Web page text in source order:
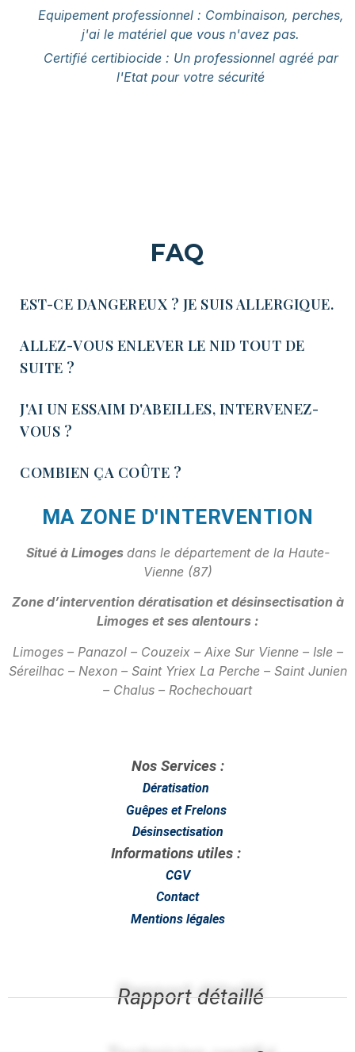
Equipement professionnel : Combinaison, perches,
j'ai le matériel que vous n'avez pas.
Certifié certibiocide : Un professionnel agréé par
l'Etat pour votre sécurité
FAQ
EST-CE DANGEREUX ? JE SUIS ALLERGIQUE.
ALLEZ-VOUS ENLEVER LE NID TOUT DE
SUITE ?
J'AI UN ESSAIM D'ABEILLES, INTERVENEZ-
VOUS ?
COMBIEN ÇA COÛTE ?
MA ZONE D'INTERVENTION
Situé à Limoges dans le département de la Haute-
Vienne (87)
Zone d’intervention dératisation et désinsectisation à
Limoges et ses alentours :
Limoges – Panazol – Couzeix – Aixe Sur Vienne – Isle –
Séreilhac – Nexon – Saint Yriex La Perche – Saint Junien
– Chalus – Rochechouart
Nos Services :
Dératisation
Guêpes et Frelons
Désinsectisation
Informations utiles :
CGV
Contact
Mentions légales
Rapport détaillé